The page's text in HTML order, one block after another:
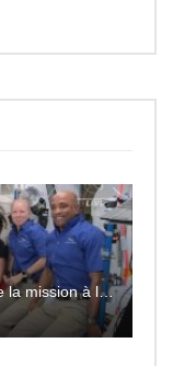
NASA’s SpaceX Crew-2 Arrivée de la mission à la Station Spatiale Internationale Partie2